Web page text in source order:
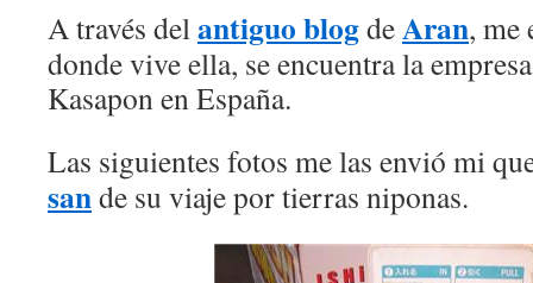
A través delantiguo blogdeAran, me
donde vive ella, se encuentra la
Kasapon en España.
Las siguientes fotos me las envió mi
sande su viaje por tierras niponas.